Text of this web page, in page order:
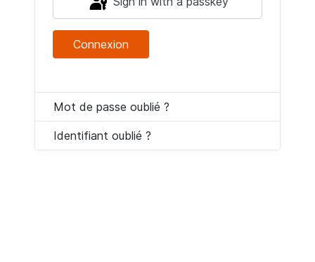
Connexion
Mot de passe oublié ?
Identifiant oublié ?